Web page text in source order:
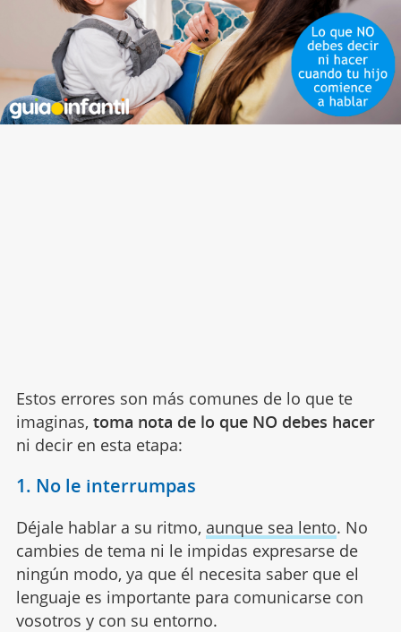
Estos errores son más comunes de lo que te
imaginas, toma nota de lo que NO debes hacer
ni decir en esta etapa:
1. No le interrumpas
Déjale hablar a su ritmo, aunque sea lento. No
cambies de tema ni le impidas expresarse de
ningún modo, ya que él necesita saber que el
lenguaje es importante para comunicarse con
vosotros y con su entorno.